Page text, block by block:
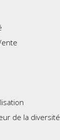
de la diversité